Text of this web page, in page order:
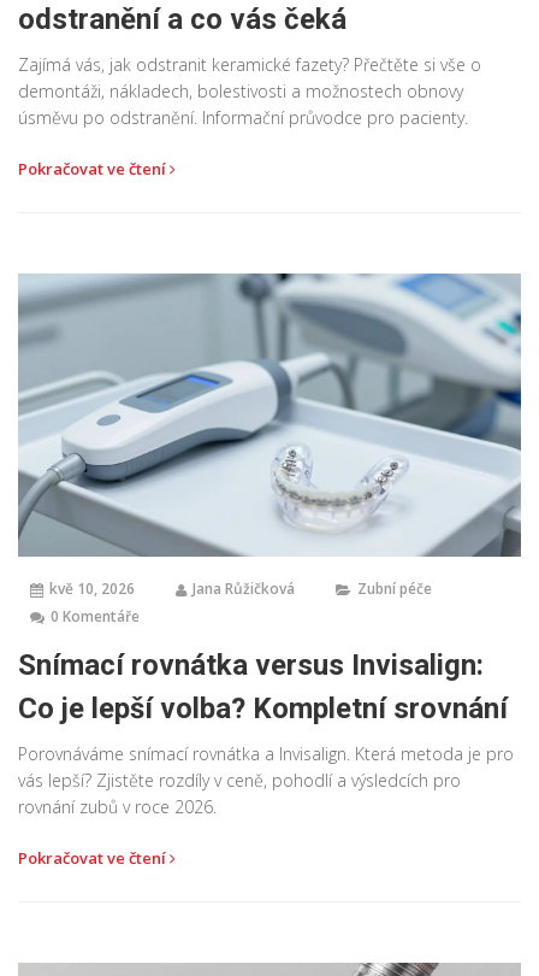
odstranění a co vás čeká
Zajímá vás, jak odstranit keramické fazety? Přečtěte si vše o
demontáži, nákladech, bolestivosti a možnostech obnovy
úsměvu po odstranění. Informační průvodce pro pacienty.
Pokračovat ve čtení
kvě 10, 2026 Jana Růžičková
Zubní péče
0 Komentáře
Snímací rovnátka versus Invisalign:
Co je lepší volba? Kompletní srovnání
Porovnáváme snímací rovnátka a Invisalign. Která metoda je pro
vás lepší? Zjistěte rozdíly v ceně, pohodlí a výsledcích pro
rovnání zubů v roce 2026.
Pokračovat ve čtení